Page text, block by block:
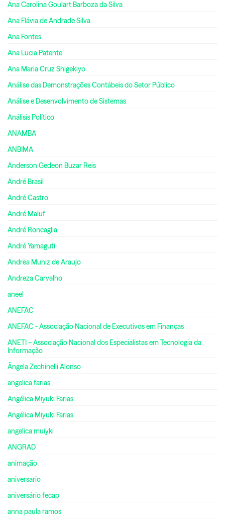
Ana Carolina Goulart Barboza da Silva
Ana Flávia de Andrade Silva
Ana Fontes
Ana Lucia Patente
Ana Maria Cruz Shigekiyo
Análise das Demonstrações Contábeis do Setor Público
Análise e Desenvolvimento de Sistemas
Análisis Político
ANAMBA
ANBIMA
Anderson Gedeon Buzar Reis
André Brasil
André Castro
André Maluf
André Roncaglia
André Yamaguti
Andrea Muniz de Araujo
Andreza Carvalho
aneel
ANEFAC
ANEFAC - Associação Nacional de Executivos em Finanças
ANETI – Associação Nacional dos Especialistas em Tecnologia da
Informação
Ângela Zechinelli Alonso
angelica farias
Angélica Miyuki Farias
Angélica Miyuki Farias
angelica muiyki
ANGRAD
animação
aniversario
aniversário fecap
anna paula ramos